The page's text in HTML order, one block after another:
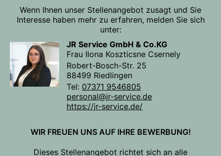
Wenn Ihnen unser Stellenangebot zusagt und Sie
Interesse haben mehr zu erfahren, melden Sie sich
unter:
JR Service GmbH & Co.KG
Frau Ilona Koszticsne Csernely
Robert-Bosch-Str. 25
88499 Riedlingen
Tel: 07371 9546805
personal@jr-service.de
https://jr-service.de/
WIR FREUEN UNS AUF IHRE BEWERBUNG!
Dieses Stellenangebot richtet sich an alle